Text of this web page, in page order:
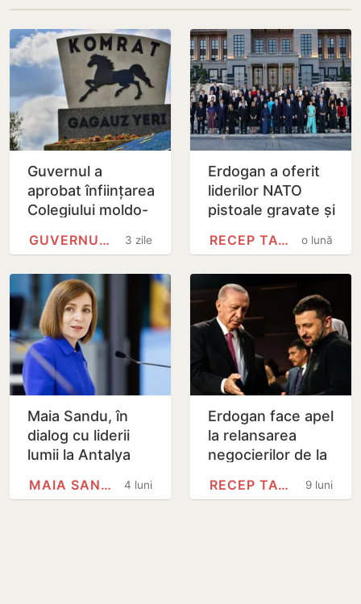
Guvernul a
aprobat înființarea
Colegiului moldo-
Perciun acuză
partea…
3 zile
GUVERNUL REPUBLICII MOLDOVA
Erdogan a oferit
liderilor NATO
pistoale gravate și
summitul de lao lună
RECEP TAYYIP ERDOĞAN
Maia Sandu, în
dialog cu liderii
lumii la Antalya
la invitația lui
4 luni
MAIA SANDU
Erdogan face apel
la relansarea
negocierilor de la
9 luni
RECEP TAYYIP ERDOĞAN